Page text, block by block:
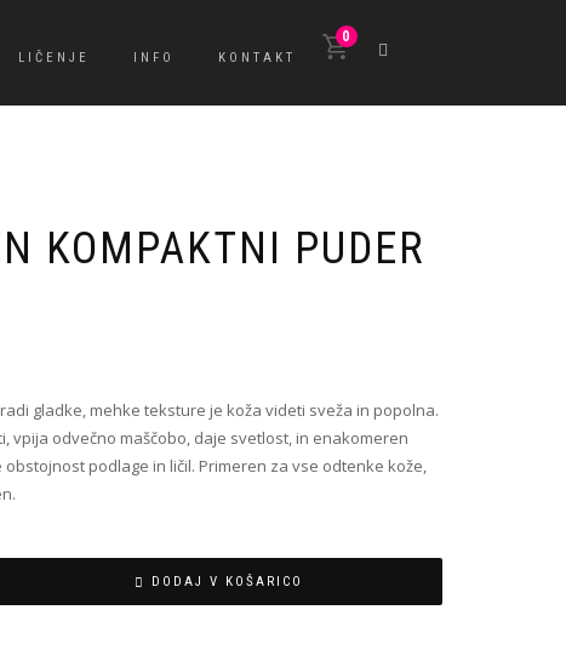
LIČENJE INFO KONTAKT
0
KOMPAKTNI PUDER
gladke, mehke teksture je koža videti sveža in popolna.
vpija odvečno maščobo, daje svetlost, in enakomeren
podlage in ličil. Primeren za vse odtenke kože,
DODAJ V KOŠARICO